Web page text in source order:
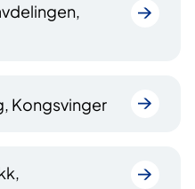
Kongsvinger